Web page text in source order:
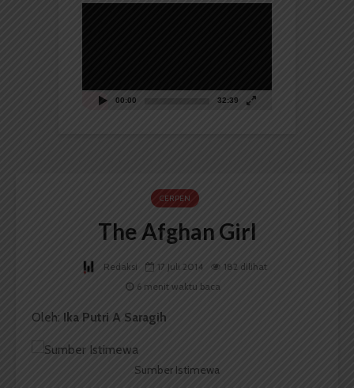
00:00 32:39
CERPEN
The Afghan Girl
Redaksi 17 Juli 2014
182 dilihat
6 menit waktu baca
Oleh: Ika Putri A Saragih
Sumber Istimewa